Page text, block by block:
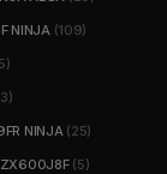
NINJA (109)
NINJA (25)
(5)